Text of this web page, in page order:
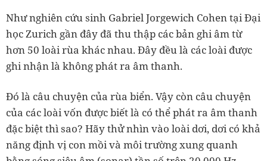
Như nghiên cứu sinh Gabriel Jorgewich Cohen tại Đại
học Zurich gần đây đã thu thập các bản ghi âm từ
hơn 50 loài rùa khác nhau. Đây đều là các loài được
ghi nhận là không phát ra âm thanh.
Đó là câu chuyện của rùa biển. Vậy còn câu chuyện
của các loài vốn được biết là có thể phát ra âm thanh
đặc biệt thì sao? Hãy thử nhìn vào loài dơi, dơi có khả
năng định vị con mồi và môi trường xung quanh